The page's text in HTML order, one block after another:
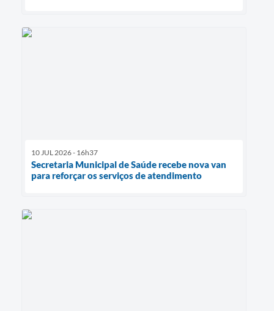
10 JUL 2026 - 16h37
Secretaria Municipal de Saúde recebe nova van
para reforçar os serviços de atendimento